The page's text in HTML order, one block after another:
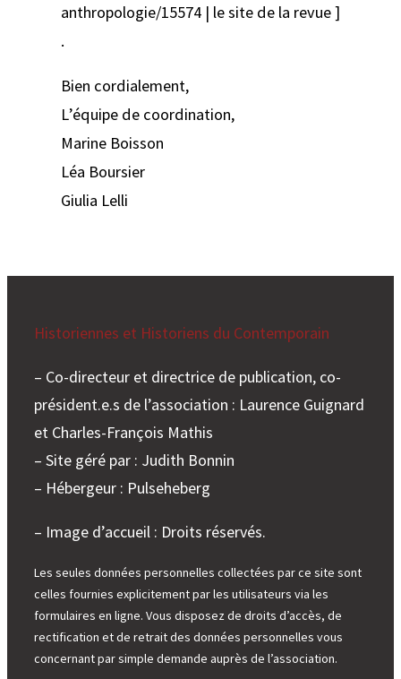
anthropologie/15574 | le site de la revue ]
.
Bien cordialement,
L’équipe de coordination,
Marine Boisson
Léa Boursier
Giulia Lelli
Historiennes et Historiens du Contemporain
– Co-directeur et directrice de publication, co-
président.e.s de l’association : Laurence Guignard
et Charles-François Mathis
– Site géré par : Judith Bonnin
– Hébergeur : Pulseheberg
– Image d’accueil : Droits réservés.
Les seules données personnelles collectées par ce site sont
celles fournies explicitement par les utilisateurs via les
formulaires en ligne. Vous disposez de droits d’accès, de
rectification et de retrait des données personnelles vous
concernant par simple demande auprès de l’association.